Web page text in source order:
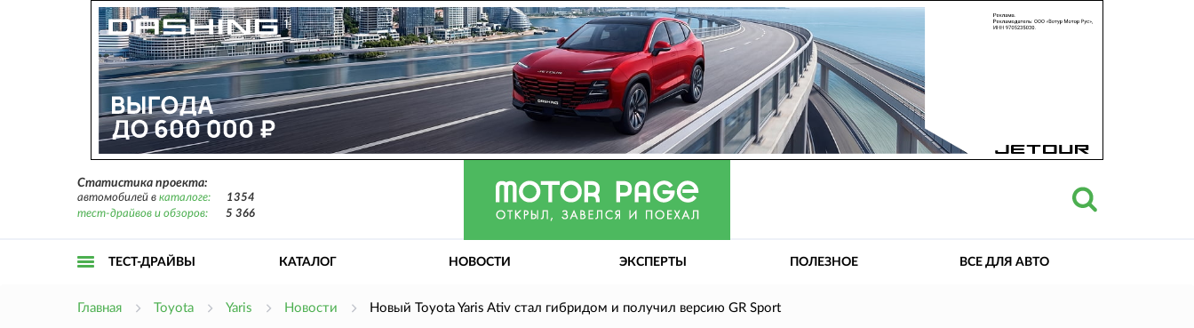
Статистика проекта:
автомобилей в каталоге:
1354
тест-драйвов и обзоров:
5 366
ТЕСТ-ДРАЙВЫ КАТАЛОГ НОВОСТИ ЭКСПЕРТЫ ПОЛЕЗНОЕ ВСЕ ДЛЯ АВТО
Главная Toyota Yaris Новости Новый Toyota Yaris Ativ стал гибридом и получил версию GR Sport